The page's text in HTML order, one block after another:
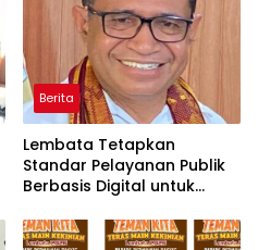
Berita
Lembata Tetapkan
Standar Pelayanan Publik
Berbasis Digital untuk
Perpustakaan